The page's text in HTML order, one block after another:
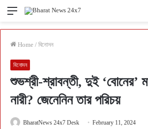
Menu
Home / বিনোদন
বিনোদন
শুভশ্রী-শ্রাবন্তী, দুই ‘বোনের’
নারী? জেনেনিন তার পরিচয়
BharatNews 24x7 Desk February 11, 2024